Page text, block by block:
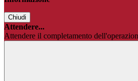
Chiudi
Attendere...
Attendere il completamento